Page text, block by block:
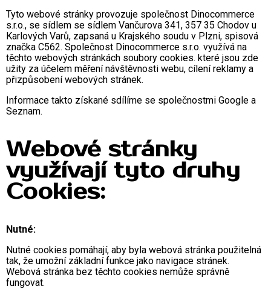
Tyto webové stránky provozuje společnost Dinocommerce
s.r.o., se sídlem se sídlem Vančurova 341, 357 35 Chodov u
Karlových Varů, zapsaná u Krajského soudu v Plzni, spisová
značka C562. Společnost Dinocommerce s.r.o. využívá na
těchto webových stránkách soubory cookies. které jsou zde
užity za účelem měření návštěvnosti webu, cílení reklamy a
přizpůsobení webových stránek.
Informace takto získané sdílíme se společnostmi Google a
Seznam.
Webové stránky
využívají tyto druhy
Cookies:
Nutné:
Nutné cookies pomáhají, aby byla webová stránka použitelná
tak, že umožní základní funkce jako navigace stránek.
Webová stránka bez těchto cookies nemůže správně
fungovat.